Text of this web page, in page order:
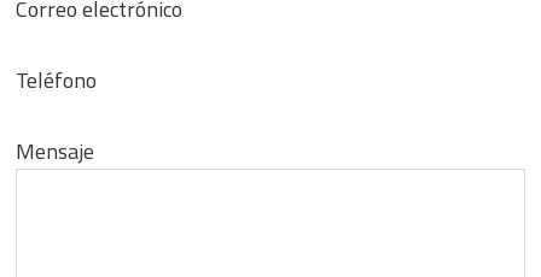
Correo electrónico
Teléfono
Mensaje